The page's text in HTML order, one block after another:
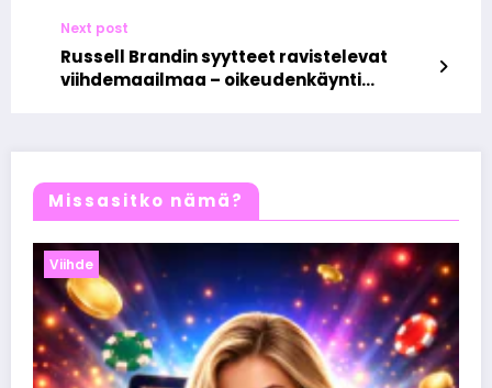
Next post
Russell Brandin syytteet ravistelevat
viihdemaailmaa – oikeudenkäynti
Missasitko nämä?
Viihde